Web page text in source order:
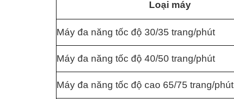
Loại máy
Máy đa năng tốc độ 30/35 trang/phút
Máy đa năng tốc độ 40/50 trang/phút
Máy đa năng tốc độ cao 65/75 trang/phút